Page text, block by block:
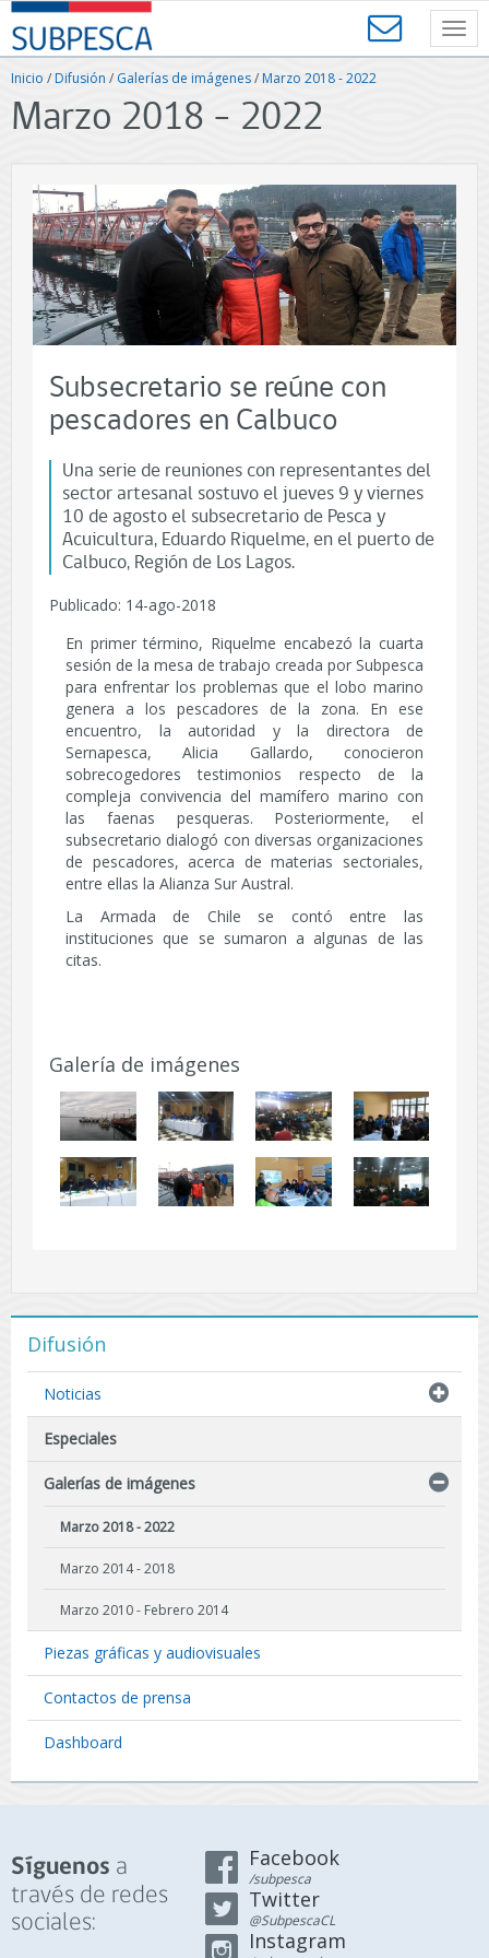
Contenido
principal
SUBPESCA
-
Subsecretaría
Pesca
y
Gobierno
de
Chile
Inicio /Difusión / Galerías de imágenes/Marzo 2018 - 2022
Marzo 2018 - 2022
Subsecretario se reúne con
pescadores en Calbuco
Una serie de reuniones con representantes del
sector artesanal sostuvo el jueves 9 y viernes
10 de agosto el subsecretario de Pesca y
Acuicultura, Eduardo Riquelme, en el puerto de
Calbuco, Región de Los Lagos.
Publicado: 14-ago-2018
En primer término, Riquelme encabezó la cuarta
sesión de la mesa de trabajo creada por Subpesca
para enfrentar los problemas que el lobo marino
genera a los pescadores de la zona. En ese
encuentro, la autoridad y la directora de
Sernapesca, Alicia Gallardo, conocieron
sobrecogedores testimonios respecto de la
compleja convivencia del mamífero marino con
las faenas pesqueras. Posteriormente, el
subsecretario dialogó con diversas organizaciones
de pescadores, acerca de materias sectoriales,
entre ellas la Alianza Sur Austral.
La Armada de Chile se contó entre las
instituciones que se sumaron a algunas de las
citas.
Galería de imágenes
Difusión
Noticias
Especiales
Galerías de imágenes
Marzo 2018 - 2022
Marzo 2014 - 2018
Marzo 2010 - Febrero 2014
Piezas gráficas y audiovisuales
Contactos de prensa
Dashboard
Síguenos a
través de redes
sociales:
Facebook
/subpesca
Twitter
@SubpescaCL
Instagram